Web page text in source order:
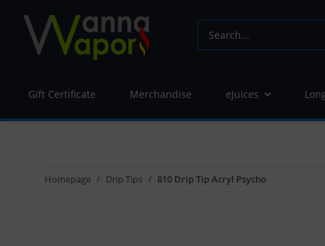
Gift Certificate Merchandise eJuices
Homepage Drip Tips 810 Drip Tip Acryl Psycho